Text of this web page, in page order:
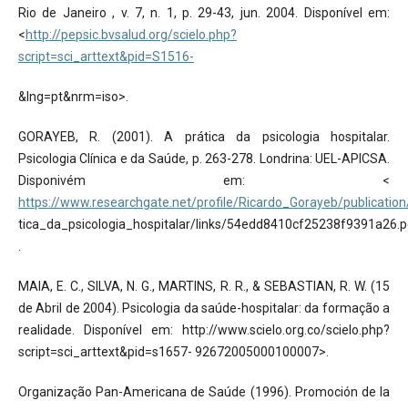
Rio de Janeiro , v. 7, n. 1, p. 29-43, jun. 2004. Disponível em:
<http://pepsic.bvsalud.org/scielo.php?
script=sci_arttext&pid=S1516-
&lng=pt&nrm=iso>.
GORAYEB, R. (2001). A prática da psicologia hospitalar.
Psicologia Clínica e da Saúde, p. 263-278. Londrina: UEL-APICSA.
Disponivém em: <
https://www.researchgate.net/profile/Ricardo_Gorayeb/
tica_da_psicologia_hospitalar/links/
.
MAIA, E. C., SILVA, N. G., MARTINS, R. R., & SEBASTIAN, R. W. (15
de Abril de 2004). Psicologia da saúde-hospitalar: da formação a
realidade. Disponível em: http://www.scielo.org.co/scielo.php?
script=sci_arttext&pid=s1657- 92672005000100007>.
Organização Pan-Americana de Saúde (1996). Promoción de la